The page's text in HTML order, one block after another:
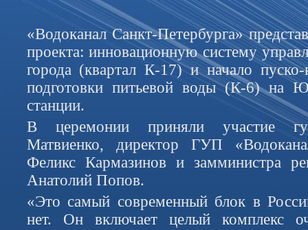
«Водоканал Санкт-Петербурга»
проекта: инновационную систему
города (квартал К-17) и начало пуско-
подготовки питьевой воды (К-6) на
станции.
В церемонии приняли участие
Матвиенко, директор ГУП
Феликс Кармазинов и замминистра
Анатолий Попов.
«Это самый современный блок в
нет. Он включает целый комплекс